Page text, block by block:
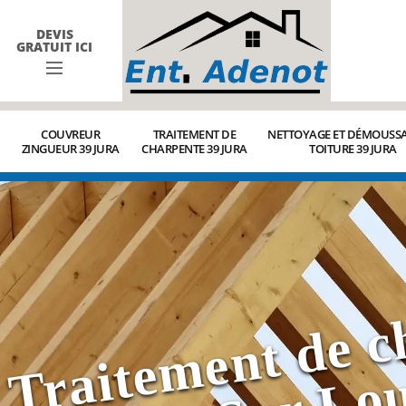
DEVIS
GRATUIT ICI
COUVREUR
ZINGUEUR 39 JURA
TRAITEMENT DE
CHARPENTE 39 JURA
NETTOYAGE ET
TOITURE 39 JURA